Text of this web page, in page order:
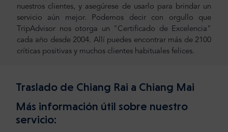
nuestros clientes, y asegúrese de usarlo para brindar un
servicio aún mejor. Podemos decir con orgullo que
TripAdvisor nos otorga un "Certificado de Excelencia"
cada año desde 2004. Allí puedes encontrar más de 2100
críticas positivas y muchos clientes habituales felices.
Traslado de Chiang Rai a Chiang Mai
Más información útil sobre nuestro
servicio: